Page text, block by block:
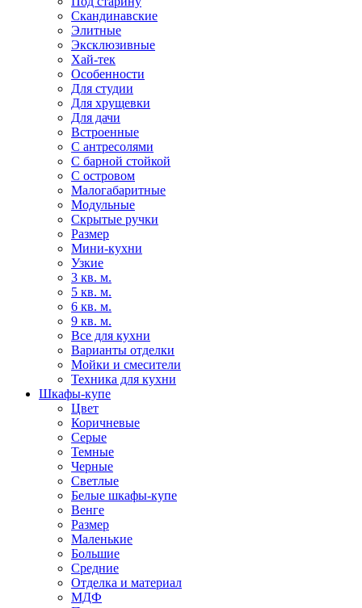
Скандинавские
Элитные
Эксклюзивные
Хай-тек
Особенности
Для студии
Для хрущевки
Для дачи
Встроенные
С антресолями
С барной стойкой
С островом
Малогабаритные
Модульные
Скрытые ручки
Размер
Мини-кухни
Узкие
3 кв. м.
5 кв. м.
6 кв. м.
9 кв. м.
Все для кухни
Варианты отделки
Мойки и смесители
Техника для кухни
Шкафы-купе
Цвет
Коричневые
Серые
Темные
Черные
Светлые
Белые шкафы-купе
Венге
Размер
Маленькие
Большие
Средние
Отделка и материал
МДФ